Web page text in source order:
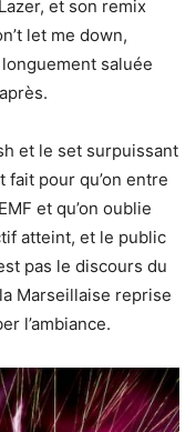
et son remix
let me down,
saluée
et le set surpuissant
pour qu’on entre
et qu’on oublie
atteint, et le public
pas le discours du
Marseillaise reprise
l’ambiance.